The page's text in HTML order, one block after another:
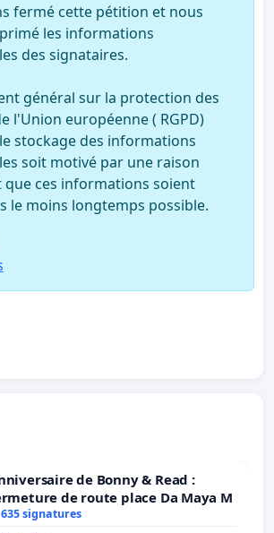
fermé cette pétition et nous
les informations
des signataires.
général sur la protection des
l'Union européenne ( RGPD)
stockage des informations
soit motivé par une raison
que ces informations soient
le moins longtemps possible.
de Bonny & Read :
de route place Da Maya M
635 signatures